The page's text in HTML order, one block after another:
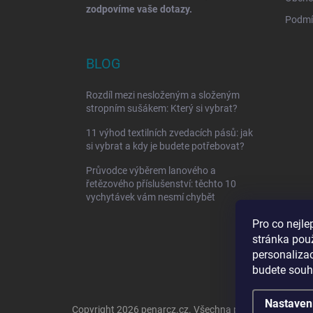
Pro co
stránka
budete
zodpovíme vaše dotazy.
BLOG
Rozdíl mezi nesloženým a složeným
stropním sušákem: Který si vybrat?
11 výhod textilních zvedacích pásů: jak
si vybrat a kdy je budete potřebovat?
Průvodce výběrem lanového a
řetězového příslušenství: těchto 10
vychytávek vám nesmí chybět
Copyright 2026 penarcz.cz. Všechna práva vyhrazena.